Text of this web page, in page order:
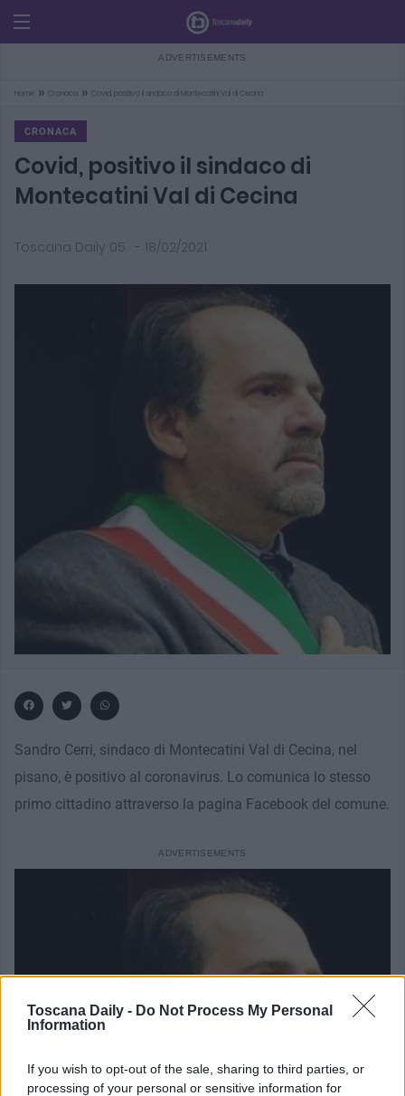
Toscana Daily - Do Not Process My Personal
Information
If you wish to opt-out of the sale, sharing to third parties, or
processing of your personal or sensitive information for
Home » Cronaca » Covid, positivo il sindaco di Montecatini Val di Cecina
CRONACA
Covid, positivo il sindaco di
Montecatini Val di Cecina
Toscana Daily 05 - 18/02/2021
Sandro Cerri, sindaco di Montecatini Val di Cecina, nel
pisano, è positivo al coronavirus. Lo comunica lo stesso
primo cittadino attraverso la pagina Facebook del comune.